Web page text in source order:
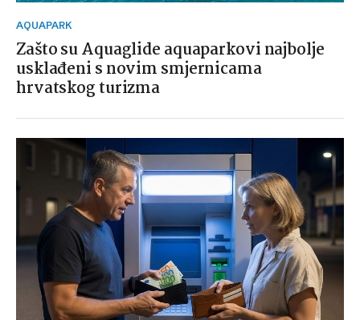
AQUAPARK
Zašto su Aquaglide aquaparkovi najbolje
usklađeni s novim smjernicama
hrvatskog turizma